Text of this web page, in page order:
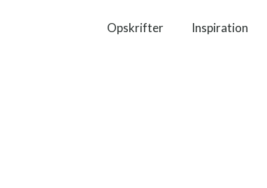
Opskrifter Inspiration